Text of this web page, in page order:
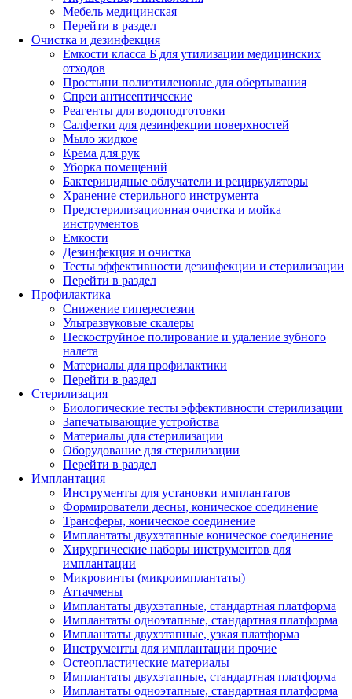
Мебель медицинская
Перейти в раздел
Очистка и дезинфекция
Емкости класса Б для утилизации медицинских
отходов
Простыни полиэтиленовые для обертывания
Спреи антисептические
Реагенты для водоподготовки
Салфетки для дезинфекции поверхностей
Мыло жидкое
Крема для рук
Уборка помещений
Бактерицидные облучатели и рециркуляторы
Хранение стерильного инструмента
Предстерилизационная очистка и мойка
инструментов
Емкости
Дезинфекция и очистка
Тесты эффективности дезинфекции и стерилизации
Перейти в раздел
Профилактика
Снижение гиперестезии
Ультразвуковые скалеры
Пескоструйное полирование и удаление зубного
налета
Материалы для профилактики
Перейти в раздел
Стерилизация
Биологические тесты эффективности стерилизации
Запечатывающие устройства
Материалы для стерилизации
Оборудование для стерилизации
Перейти в раздел
Имплантация
Инструменты для установки имплантатов
Формирователи десны, коническое соединение
Трансферы, коническое соединение
Имплантаты двухэтапные коническое соединение
Хирургические наборы инструментов для
имплантации
Микровинты (микроимплантаты)
Аттачмены
Имплантаты двухэтапные, стандартная платформа
Имплантаты одноэтапные, стандартная платформа
Имплантаты двухэтапные, узкая платформа
Инструменты для имплантации прочие
Остеопластические материалы
Имплантаты двухэтапные, стандартная платформа
Имплантаты одноэтапные, стандартная платформа